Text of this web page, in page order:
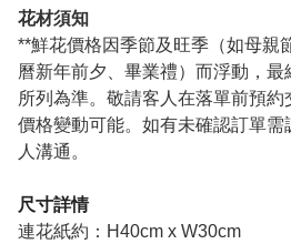
花材須知
**鮮花價格因季節及旺季（如母親
曆新年前夕、畢業禮）而浮動，
所列為準。敬請客人在落單前預
價格變動可能。如有未確認訂單
人溝通。
尺寸詳情
連花紙約：H40cm x W30cm